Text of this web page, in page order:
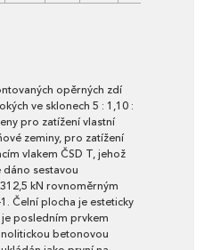
opěrných zdí
ve sklonech 5 : 1,10 :
pro zatížení vlastní
zeminy, pro zatížení
vlakem ČSD T, jehož
sestavou
kN rovnoměrným
Čelní plocha je esteticky
je posledním prvkem
betonovou